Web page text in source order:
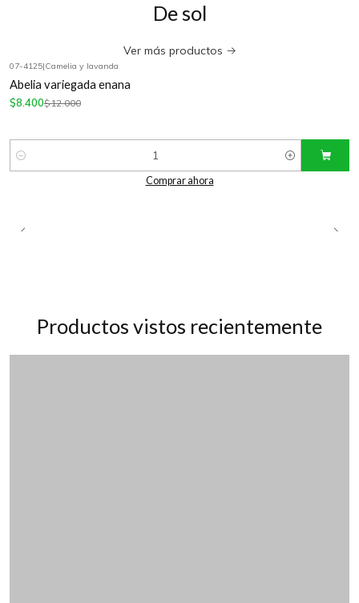
De sol
Ver más productos
07-4125|Camelia y lavanda
Abelia variegada enana
$8.400$12.000
Cantidad
Comprar ahora
Productos vistos recientemente